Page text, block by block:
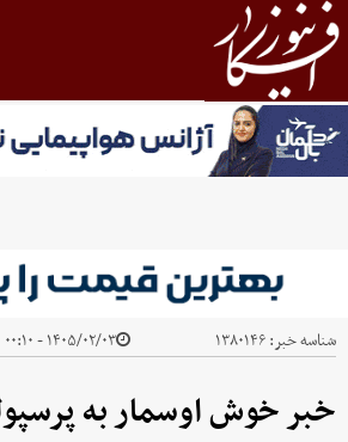
شناسه خبر:۱۳۸۰۱۴۶ ۱۴۰۵/۰۲/۰۳ - ۰۰:۱۰
خبر خوش اوسمار به